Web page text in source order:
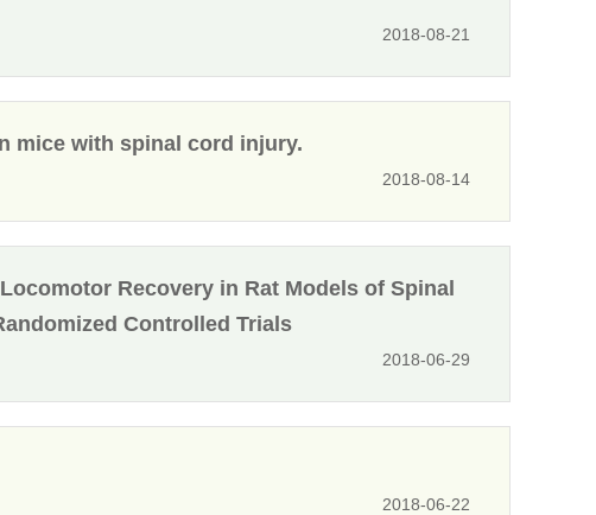
2018-08-21
mice with spinal cord injury.
2018-08-14
Recovery in Rat Models of Spinal
Controlled Trials
2018-06-29
2018-06-22